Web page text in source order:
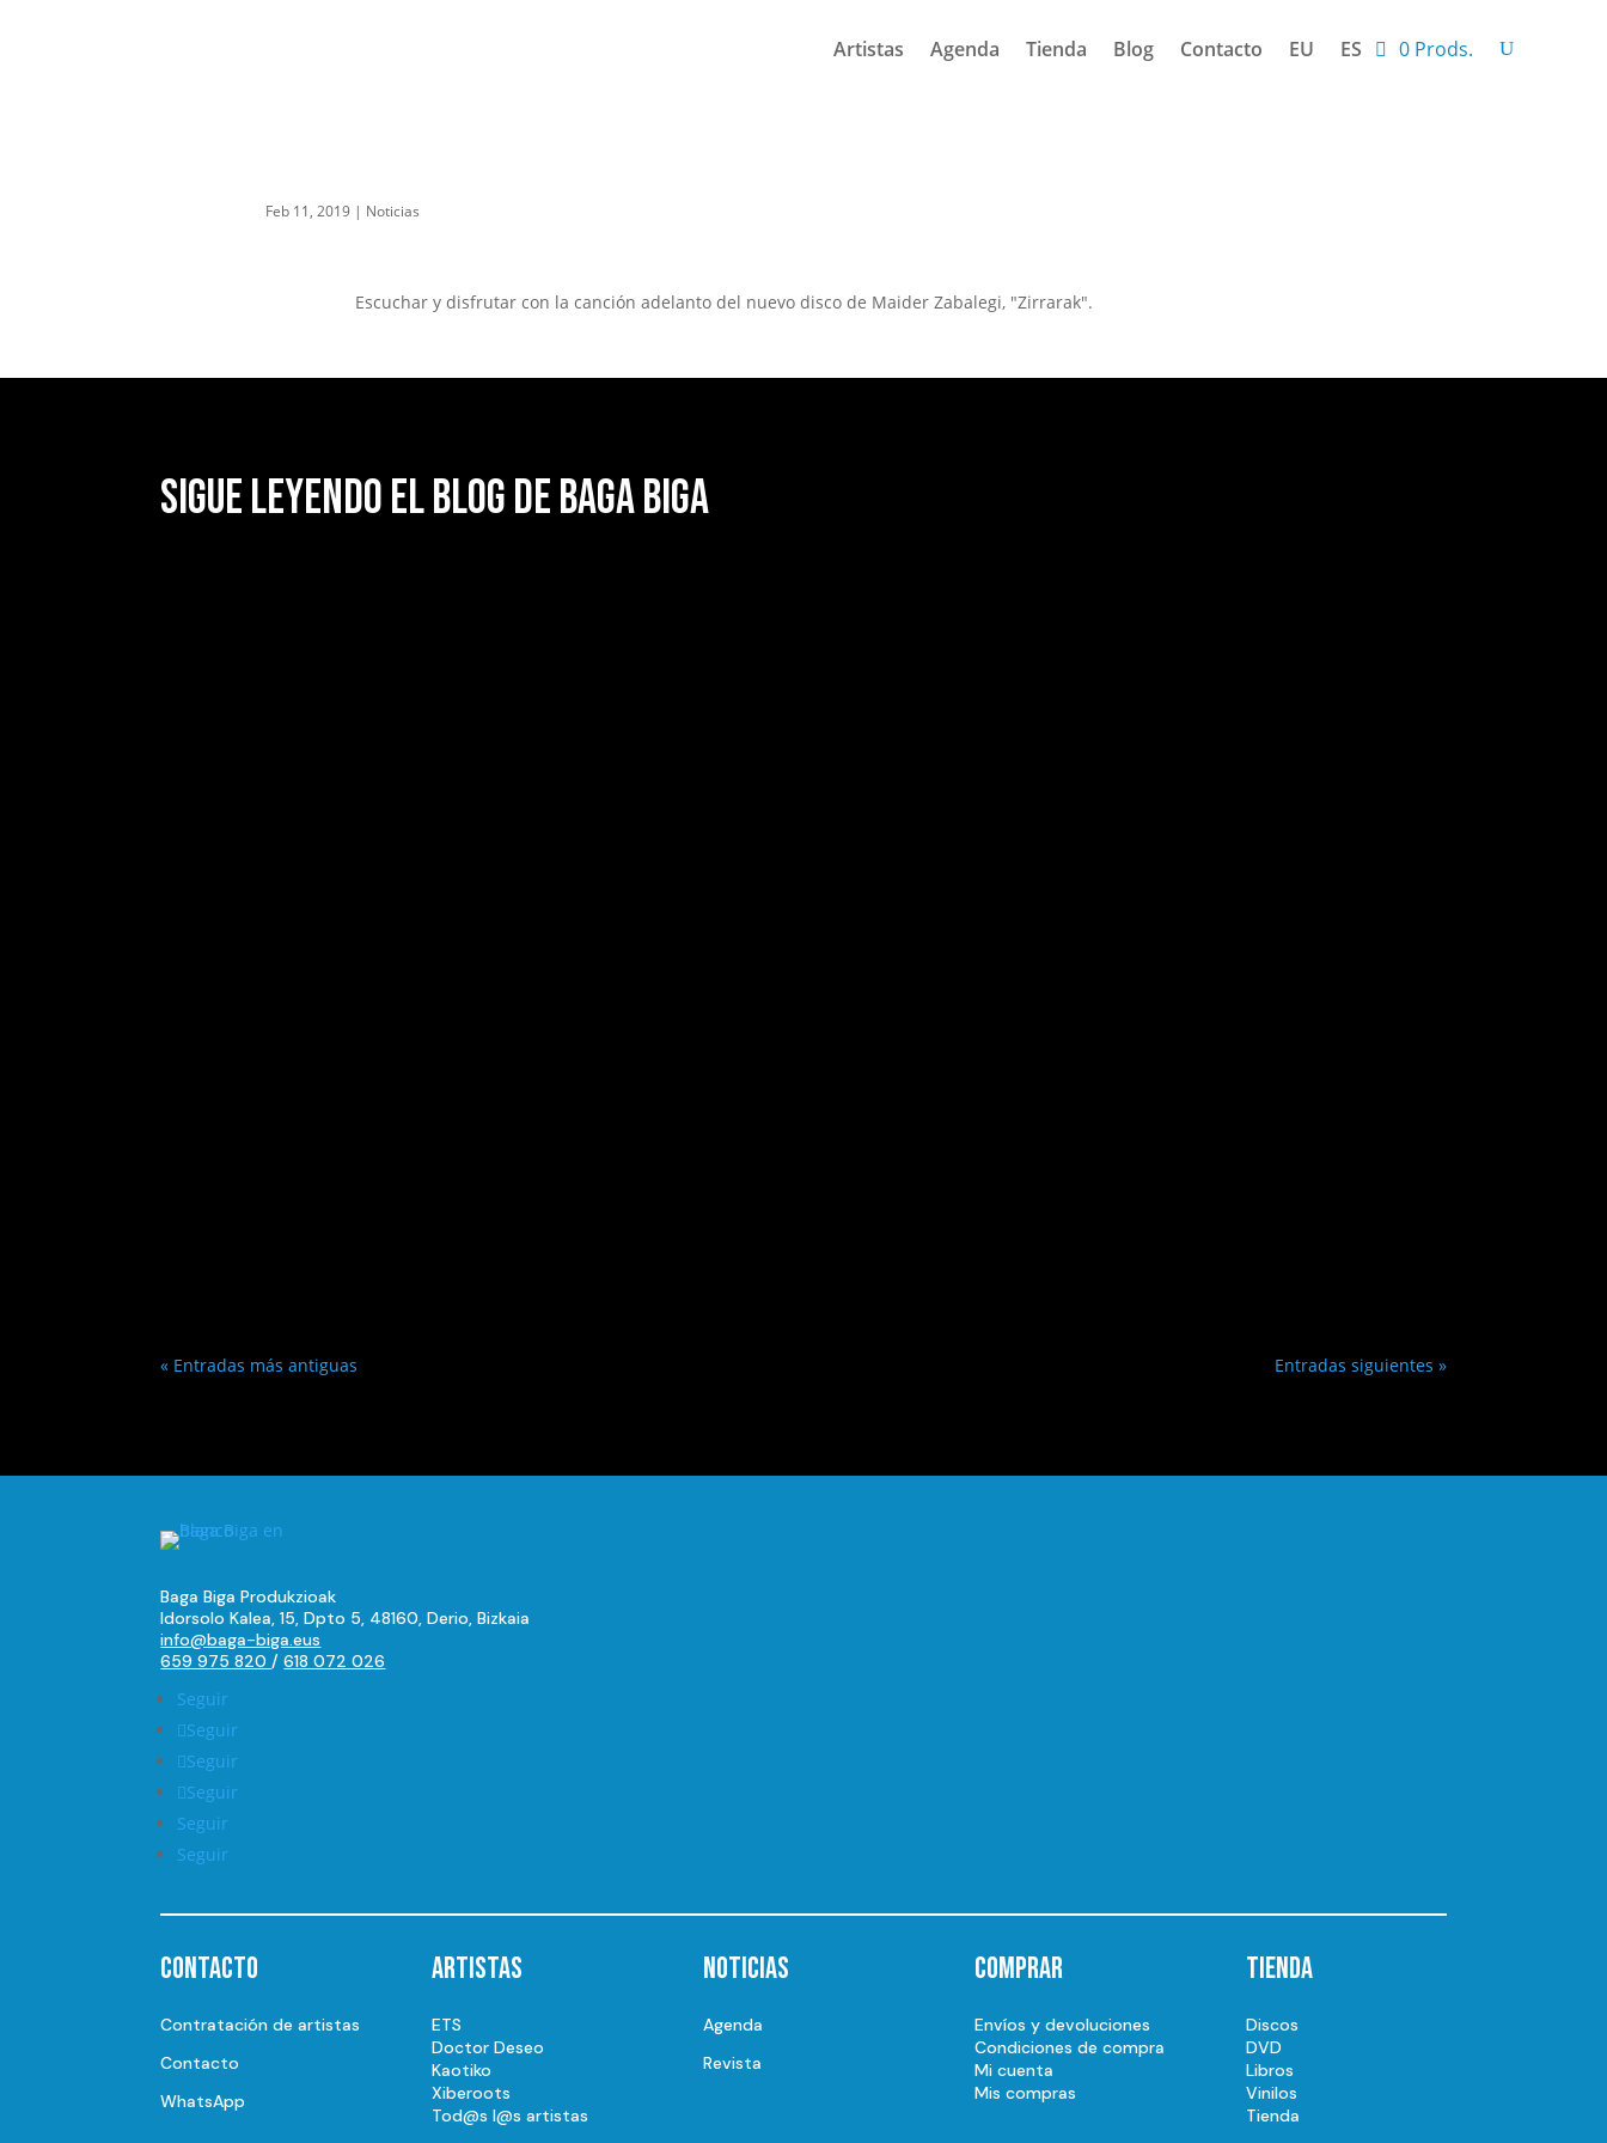
Artistas Agenda Tienda Blog Contacto EU ES 0 Prods.
Feb 11, 2019 | Noticias
Escuchar y disfrutar con la canción adelanto del nuevo disco de Maider Zabalegi, "Zirrarak".
Sigue leyendo el blog de Baga Biga
« Entradas más antiguas Entradas siguientes »
Baga Biga Produkzioak
Idorsolo Kalea, 15, Dpto 5, 48160, Derio, Bizkaia
info@baga-biga.eus
659 975 820/618 072 026
Seguir
Seguir
Seguir
Seguir
Seguir
Seguir
Contacto
Contratación de artistas
Contacto
WhatsApp
Artistas
ETS
Doctor Deseo
Kaotiko
Xiberoots
Tod@s l@s artistas
Noticias
Agenda
Revista
Comprar
Envíos y devoluciones
Condiciones de compra
Mi cuenta
Mis compras
Tienda
Discos
DVD
Libros
Vinilos
Tienda